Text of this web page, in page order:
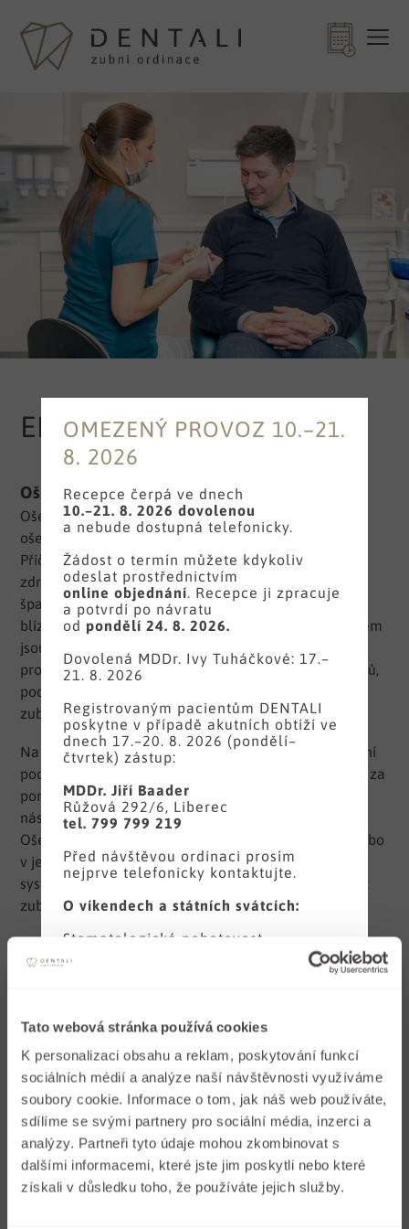
Tato webová stránka používá cookies
K personalizaci obsahu a reklam, poskytování funkcí
sociálních médií a analýze naší návštěvnosti využíváme
soubory cookie. Informace o tom, jak náš web používáte,
sdílíme se svými partnery pro sociální média, inzerci a
analýzy. Partneři tyto údaje mohou zkombinovat s
dalšími informacemi, které jste jim poskytli nebo které
získali v důsledku toho, že používáte jejich služby.
ENDODONCIE
Ošetření kořenových kanálků
Ošetření kořenových kanálků, endodoncie, se zabývá
ošetřením zánětu zubní dřeně a jeho komplikacemi.
Příčinou tohoto zánětu jsou mikroorganismy, jejichž
zdrojem je nejčastěji zanedbaný, nerozpoznaný nebo
špatně ošetřený zubní kaz, který se šíří do hloubky a
blízkosti dřeňové dutiny. Druhým nejčastějším důvodem
jsou komplikace, které se objeví druhotně, po špatně
provedeném předchozím ošetření kořenových kanálků,
pod rozsáhlou výplní, starou korunkou nebo po úrazu
zubů.
Na našem pracovišti provádíme endodontické ošetření
pod kontrolou lupových brýlí, dentálního mikroskopu, za
pomoci apexlokátoru, endomotoru, nikltitanových
nástrojů a přístrojů na 3D plnění kořenových kanálků.
Ošetření spočívá v překrytí a zachování živé dřeně nebo
v jejím odstranění, dezinfekci a hermetickém uzávěru
systému kořenových kanálků. Tím je možné zachránit
zub.
pacientovi sloužit bez bolesti ještě mnoho let. Hodně
polokorunka (overlay) nebo jiná protetická práce, u
málo poškozených zubů, kde zůstává masa vlastního
zubu, dostavba bílou kompozitní výplní.
Samozřejmostí tohoto ošetření je bezbolestnost.
Bezprostředně po zákroku může být zub citlivý na
dokousnutí a tlak, na tyto nepříjemnosti ale většinou
stačí lék proti bolesti.
OMEZENÝ PROVOZ 10.–21.
8. 2026
Recepce čerpá ve dnech
10.–21. 8. 2026 dovolenou
a nebude dostupná telefonicky.
Žádost o termín můžete kdykoliv
odeslat prostřednictvím
online objednání. Recepce ji zpracuje
a potvrdí po návratu
od pondělí 24. 8. 2026.
Dovolená MDDr. Ivy Tuháčkové: 17.–
21. 8. 2026
Registrovaným pacientům DENTALI
poskytne v případě akutních obtíží ve
dnech 17.–20. 8. 2026 (pondělí–
čtvrtek) zástup:
MDDr. Jiří Baader
Růžová 292/6, Liberec
tel. 799 799 219
Před návštěvou ordinaci prosím
nejprve telefonicky kontaktujte.
O víkendech a státních svátcích:
Stomatologická pohotovost
Krajská nemocnice Liberec, Husova
budova D, podlaží P
Děkujeme za pochopení.
Tým DENTALI
Zavřít